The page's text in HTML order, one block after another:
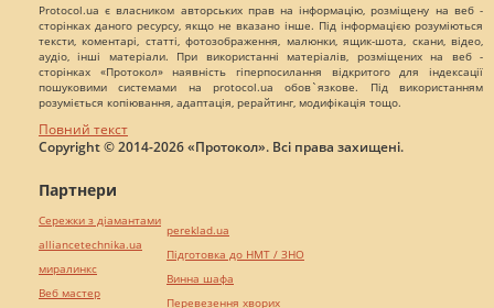
Protocol.ua є власником авторських прав на інформацію, розміщену на веб -
сторінках даного ресурсу, якщо не вказано інше. Під інформацією розуміються
тексти, коментарі, статті, фотозображення, малюнки, ящик-шота, скани, відео,
аудіо, інші матеріали. При використанні матеріалів, розміщених на веб -
сторінках «Протокол» наявність гіперпосилання відкритого для індексації
пошуковими системами на protocol.ua обов`язкове. Під використанням
розуміється копіювання, адаптація, рерайтинг, модифікація тощо.
Повний текст
Copyright © 2014-2026 «Протокол». Всі права захищені.
Партнери
Сережки з діамантами
alliancetechnika.ua
миралинкс
Веб мастер
pereklad.ua
Підготовка до НМТ / ЗНО
Винна шафа
Перевезення хворих